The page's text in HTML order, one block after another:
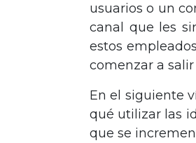
usuarios o un
canal que les
estos
comenzar a salir
En el siguiente
qué utilizar las
que se